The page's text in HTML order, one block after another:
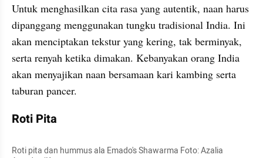
Untuk menghasilkan cita rasa yang autentik, naan harus
dipanggang menggunakan tungku tradisional India. Ini
akan menciptakan tekstur yang kering, tak berminyak,
serta renyah ketika dimakan. Kebanyakan orang India
akan menyajikan naan bersamaan kari kambing serta
taburan pancer.
Roti Pita
Roti pita dan hummus ala Emado's Shawarma Foto: Azalia